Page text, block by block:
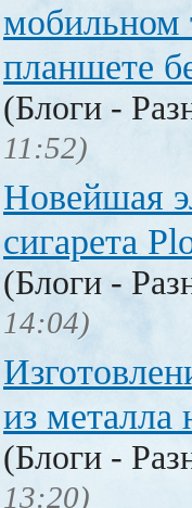
мобильном
планшете
(Блоги -
11:52)
Новейшая
сигарета
(Блоги -
14:04)
из
(Блоги -
13:20)